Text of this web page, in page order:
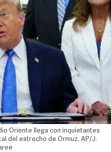
Oriente llega con inquietantes
del estrecho de Ormuz. AP/J.